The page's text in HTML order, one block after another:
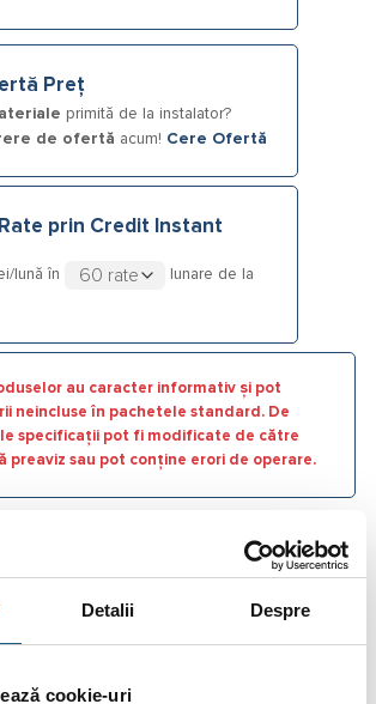
Detalii Despre
cookie-uri
Preț
primită de la instalator?
de ofertă acum! Cere Ofertă
prin Credit Instant
lună în lunare de la
au caracter informativ și pot
neincluse în pachetele standard. De
specificații pot fi modificate de către
preaviz sau pot conține erori de operare.